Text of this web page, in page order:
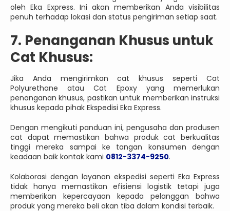
oleh Eka Express. Ini akan memberikan Anda visibilitas
penuh terhadap lokasi dan status pengiriman setiap saat.
7. Penanganan Khusus untuk
Cat Khusus:
Jika Anda mengirimkan cat khusus seperti Cat
Polyurethane atau Cat Epoxy yang memerlukan
penanganan khusus, pastikan untuk memberikan instruksi
khusus kepada pihak Ekspedisi Eka Express.
Dengan mengikuti panduan ini, pengusaha dan produsen
cat dapat memastikan bahwa produk cat berkualitas
tinggi mereka sampai ke tangan konsumen dengan
keadaan baik kontak kami 0812-3374-9250.
Kolaborasi dengan layanan ekspedisi seperti Eka Express
tidak hanya memastikan efisiensi logistik tetapi juga
memberikan kepercayaan kepada pelanggan bahwa
produk yang mereka beli akan tiba dalam kondisi terbaik.